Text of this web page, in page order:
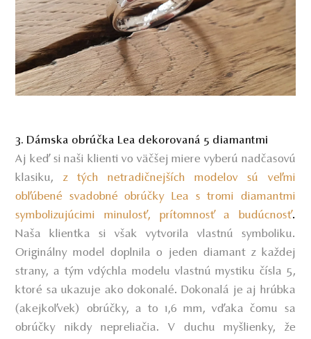
3. Dámska obrúčka Lea dekorovaná 5 diamantmi
Aj keď si naši klienti vo väčšej miere vyberú nadčasovú
klasiku,
z tých netradičnejších modelov sú veľmi
obľúbené svadobné obrúčky Lea s tromi diamantmi
symbolizujúcimi minulosť, prítomnosť a budúcnosť.
Naša klientka si však vytvorila vlastnú symboliku.
Originálny model doplnila o jeden diamant z každej
strany, a tým vdýchla modelu vlastnú mystiku čísla 5,
ktoré sa ukazuje ako dokonalé. Dokonalá je aj hrúbka
(akejkoľvek) obrúčky, a to 1,6 mm, vďaka čomu sa
obrúčky nikdy nepreliačia. V duchu myšlienky, že